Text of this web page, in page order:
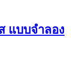
แบบจำลอง